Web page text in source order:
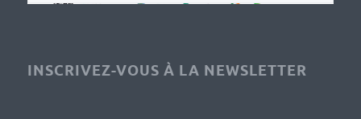
INSCRIVEZ-VOUS À LA NEWSLETTER